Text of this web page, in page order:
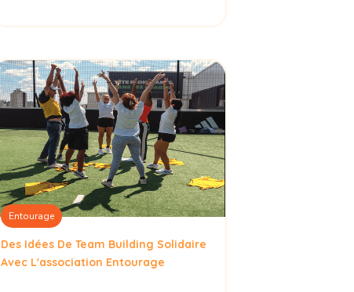
Entourage
Des Idées De Team Building Solidaire
Avec L'association Entourage